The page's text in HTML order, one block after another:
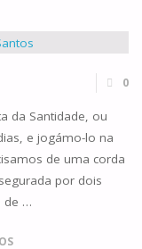
0
da Santidade, ou
e jogámo-lo na
de uma corda
por dois
de …